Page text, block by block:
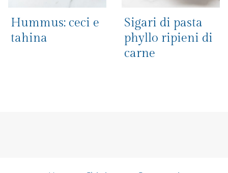
Hummus: ceci e
tahina
Sigari di pasta
phyllo ripieni di
carne